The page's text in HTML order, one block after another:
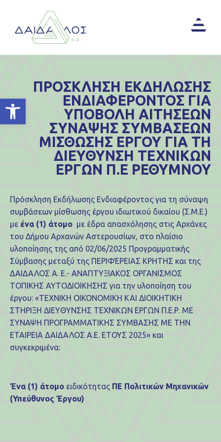
Ανοίξτε τη γραμμή εργαλείων
Πρόσκληση Εκδήλωσης Ενδιαφέροντος για τη σύναψη
συμβάσεων μίσθωσης έργου ιδιωτικού δικαίου (Σ.Μ.Ε.)
με ένα (1) άτομο με έδρα απασχόλησης στις Αρχάνες
του Δήμου Αρχανών Αστερουσίων, στο πλαίσιο
υλοποίησης της από 02/06/2025 Προγραμματικής
Σύμβασης μεταξύ της ΠΕΡΙΦΈΡΕΙΑΣ ΚΡΗΤΗΣ και της
ΔΑΙΔΑΛΟΣ Α. Ε.- ΑΝΑΠΤΥΞΙΑΚΟΣ ΟΡΓΑΝΙΣΜΟΣ
ΤΟΠΙΚΗΣ ΑΥΤΟΔΙΟΙΚΗΣΗΣ για την υλοποίηση του
έργου: «ΤΕΧΝΙΚΗ ΟΙΚΟΝΟΜΙΚΗ ΚΑΙ ΔΙΟΙΚΗΤΙΚΗ
ΣΤΗΡΙΞΗ ΔΙΕΥΘΥΝΣΗΣ ΤΕΧΝΙΚΩΝ ΕΡΓΩΝ Π.Ε.Ρ. ΜΕ
ΣΥΝΑΨΗ ΠΡΟΓΡΑΜΜΑΤΙΚΗΣ ΣΥΜΒΑΣΗΣ ΜΕ ΤΗΝ
ΕΤΑΙΡΕΙΑ ΔΑΙΔΑΛΟΣ Α.Ε. ΕΤΟΥΣ 2025» και
συγκεκριμένα:
Ένα (1) άτομο ειδικότητας ΠΕ Πολιτικών Μηχανικών
(Υπεύθυνος Έργου)
ΠΡΟΣΚΛΗΣΗ ΕΚΔΗΛΩΣΗΣ
ΕΝΔΙΑΦΕΡΟΝΤΟΣ ΓΙΑ
ΥΠΟΒΟΛΗ ΑΙΤΗΣΕΩΝ
ΣΥΝΑΨΗΣ ΣΥΜΒΑΣΕΩΝ
ΜΙΣΘΩΣΗΣ ΕΡΓΟΥ ΓΙΑ ΤΗ
ΔΙΕΥΘΥΝΣΗ ΤΕΧΝΙΚΩΝ
ΕΡΓΩΝ Π.Ε ΡΕΘΥΜΝΟΥ